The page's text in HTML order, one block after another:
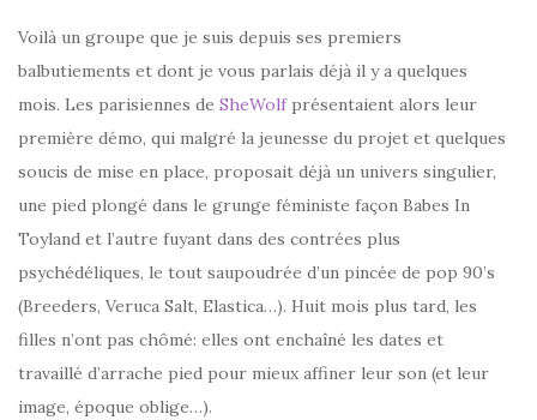
Voilà un groupe que je suis depuis ses premiers
balbutiements et dont je vous parlais déjà il y a quelques
mois. Les parisiennes de SheWolfprésentaient alors leur
première démo, qui malgré la jeunesse du projet et quelques
soucis de mise en place, proposait déjà un univers singulier,
une pied plongé dans le grunge féministe façon Babes In
Toyland et l’autre fuyant dans des contrées plus
psychédéliques, le tout saupoudrée d’un pincée de pop 90’s
(Breeders, Veruca Salt, Elastica…). Huit mois plus tard, les
filles n’ont pas chômé: elles ont enchaîné les dates et
travaillé d’arrache pied pour mieux affiner leur son (et leur
image, époque oblige…).